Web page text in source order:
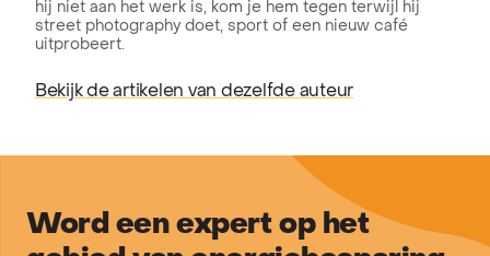
hij niet aan het werk is, kom je hem tegen terwijl hij
street photography doet, sport of een nieuw café
uitprobeert.
Bekijk de artikelen van dezelfde auteur
Word een expert op het